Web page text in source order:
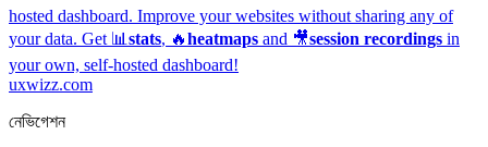
hosted dashboard. Improve your websites without sharing any of
your data. Get 📊 stats, 🔥heatmaps and 🎥session recordings in
your own, self-hosted dashboard!
uxwizz.com
নেভিগেশন